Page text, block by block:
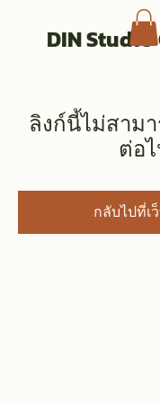
DIN
ลิงก์นี้ไม่สาม
ต่อ
กลับไปที่เ